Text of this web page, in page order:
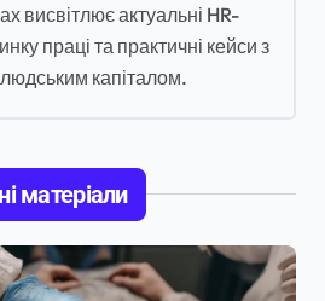
висвітлює актуальні HR-
праці та практичні кейси з
капіталом.
матеріали